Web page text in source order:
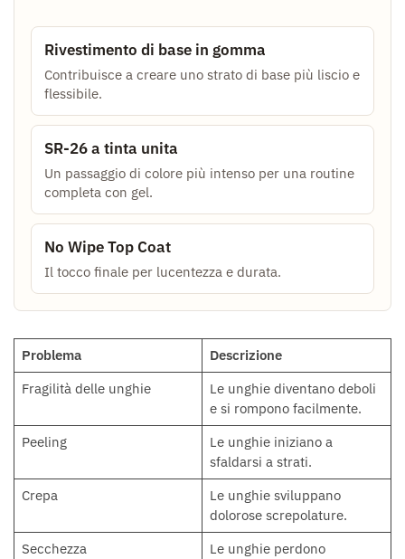
Rivestimento di base in gomma
Contribuisce a creare uno strato di base più liscio e
flessibile.
SR-26 a tinta unita
Un passaggio di colore più intenso per una routine
completa con gel.
No Wipe Top Coat
Il tocco finale per lucentezza e durata.
Problema
Descrizione
Fragilità delle unghie
Le unghie diventano deboli
e si rompono facilmente.
Peeling
Le unghie iniziano a
sfaldarsi a strati.
Crepa
Le unghie sviluppano
dolorose screpolature.
Secchezza
Le unghie perdono